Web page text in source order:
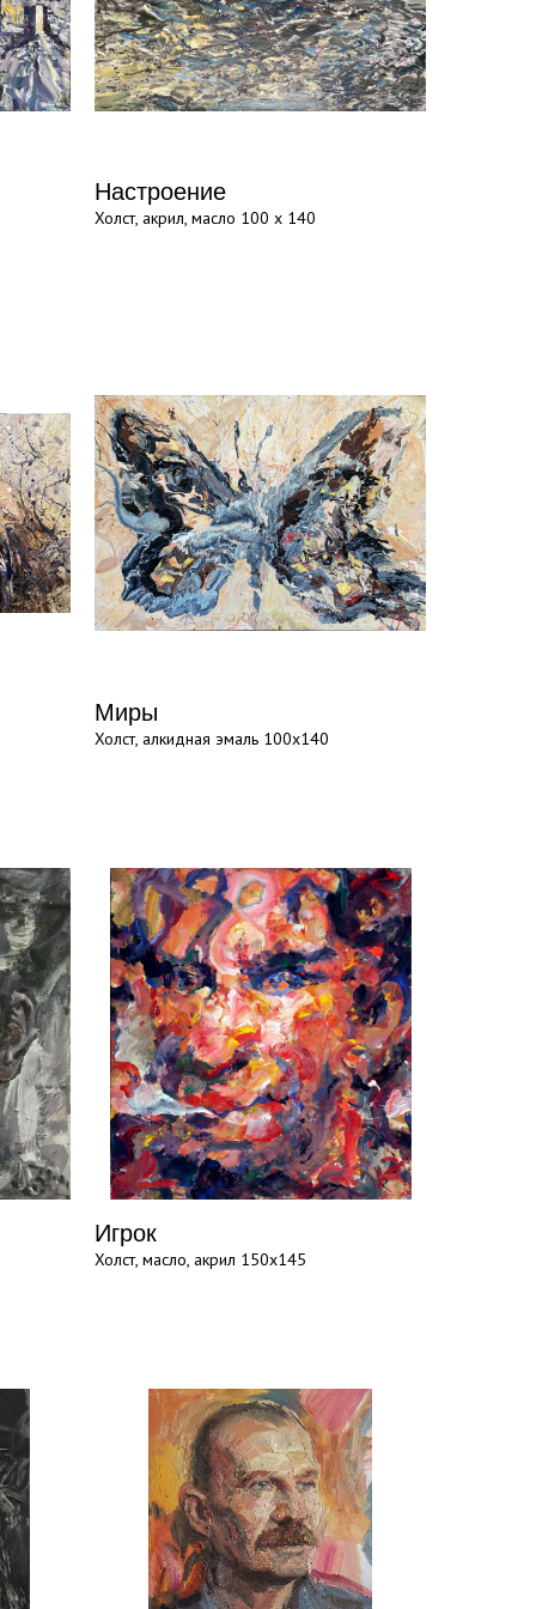
Настроение
Холст, акрил, масло 100 х 140
Миры
Холст, алкидная эмаль 100х140
Игрок
Холст, масло, акрил 150х145